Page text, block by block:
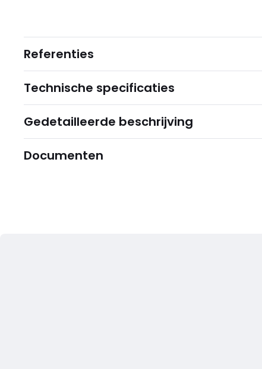
Referenties
Technische specificaties
Gedetailleerde beschrijving
Documenten